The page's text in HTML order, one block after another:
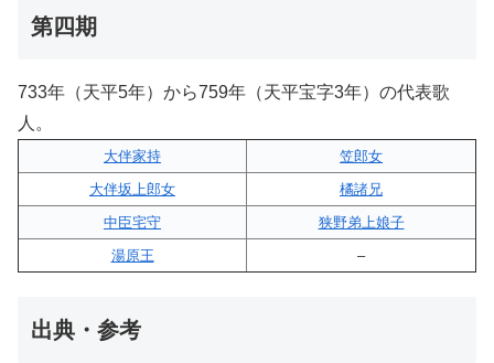
第四期
733年（天平5年）から759年（天平宝字3年）の代表歌
人。
大伴家持
笠郎女
大伴坂上郎女
橘諸兄
中臣宅守
狭野弟上娘子
湯原王
–
出典・参考